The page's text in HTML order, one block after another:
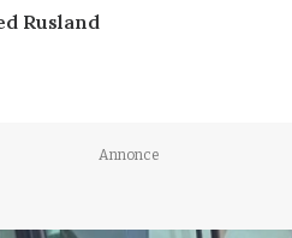
Rusland
Annonce